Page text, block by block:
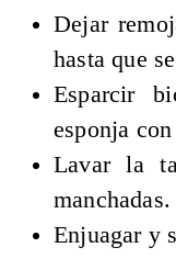
Dejar
hasta que
Esparcir
esponja
Lavar la
manchadas.
Enjuagar y